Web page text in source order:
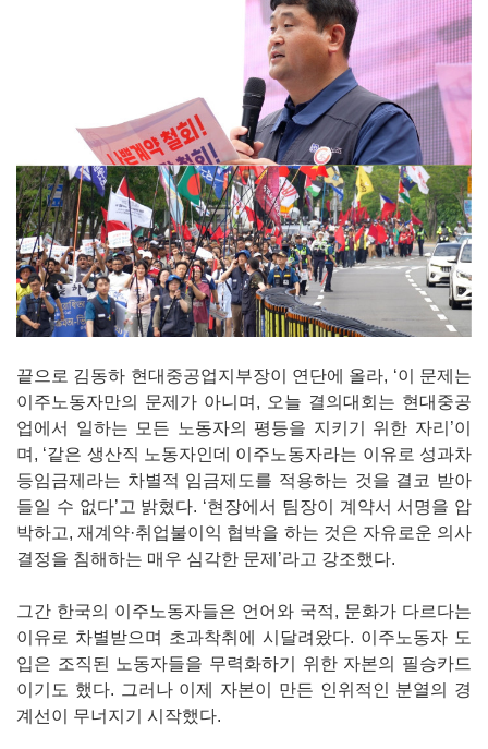
끝으로 김동하 현대중공업지부장이 연단에 올라, ‘이 문제는
이주노동자만의 문제가 아니며, 오늘 결의대회는 현대중공
업에서 일하는 모든 노동자의 평등을 지키기 위한 자리’이
며, ‘같은 생산직 노동자인데 이주노동자라는 이유로 성과차
등임금제라는 차별적 임금제도를 적용하는 것을 결코 받아
들일 수 없다’고 밝혔다. ‘현장에서 팀장이 계약서 서명을 압
박하고, 재계약·취업불이익 협박을 하는 것은 자유로운 의사
결정을 침해하는 매우 심각한 문제’라고 강조했다.
그간 한국의 이주노동자들은 언어와 국적, 문화가 다르다는
이유로 차별받으며 초과착취에 시달려왔다. 이주노동자 도
입은 조직된 노동자들을 무력화하기 위한 자본의 필승카드
이기도 했다. 그러나 이제 자본이 만든 인위적인 분열의 경
계선이 무너지기 시작했다.